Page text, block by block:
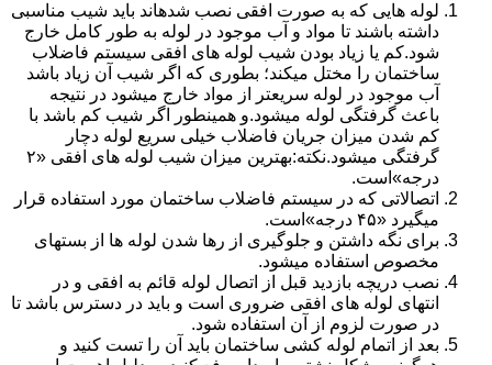
لوله هایی که به صورت افقی نصب شدهاند باید شیب مناسبی
داشته باشند تا مواد و آب موجود در لوله به طور کامل خارج
شود.کم یا زیاد بودن شیب لوله های افقی سیستم فاضلاب
ساختمان را مختل میکند؛ بطوری که اگر شیب آن زیاد باشد
آب موجود در لوله سریعتر از مواد خارج میشود در نتیجه
باعث گرفتگی لوله میشود.و همینطور اگر شیب کم باشد با
کم شدن میزان جریان فاضلاب خیلی سریع لوله دچار
گرفتگی میشود.نکته:بهترین میزان شیب لوله های افقی «۲
درجه»است.
اتصالاتی که در سیستم فاضلاب ساختمان مورد استفاده قرار
میگیرد «۴۵ درجه»است.
برای نگه داشتن و جلوگیری از رها شدن لوله ها از بستهای
مخصوص استفاده میشود.
نصب دریچه بازدید قبل از اتصال لوله قائم به افقی و در
انتهای لوله های افقی ضروری است و باید در دسترس باشد تا
در صورت لزوم از آن استفاده شود.
بعد از اتمام لوله کشی ساختمان باید آن را تست کنید و